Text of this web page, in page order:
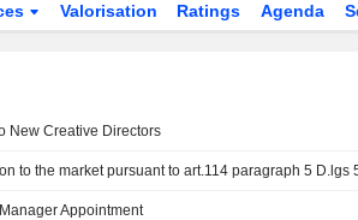
Valorisation Ratings Agenda
New Creative Directors
Appointment